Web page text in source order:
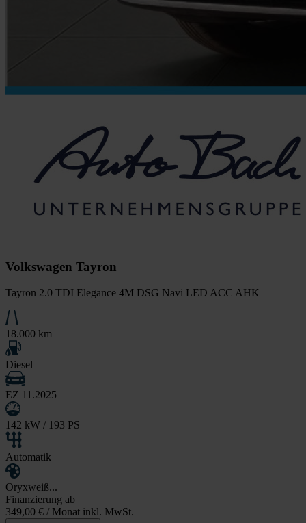
Volkswagen Tayron
Tayron 2.0 TDI Elegance 4M DSG Navi LED ACC AHK
18.000 km
Diesel
EZ 11.2025
142 kW / 193 PS
Automatik
Oryxweiß...
Finanzierung ab
349,00 € / Monat inkl. MwSt.